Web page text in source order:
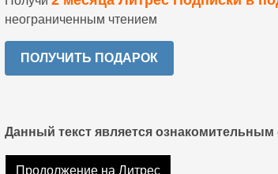
неограниченным чтением
ПОЛУЧИТЬ ПОДАРОК
Данный текст является
Продолжение на Литрес